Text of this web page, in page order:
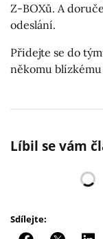
Z-BOXů. A
odeslání.
Přidejte se do
někomu
Líbil se vám
Sdílejte: